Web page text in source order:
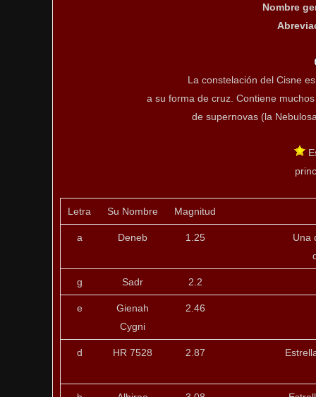
Nombre
La constelación del Cisne
a su forma de cruz. Contiene
de supernovas (la
Letra Su Nombre Magnitud
a Deneb 1.25
Una
g Sadr 2.2
e
Gienah
Cygni
2.46
d HR 7528 2.87